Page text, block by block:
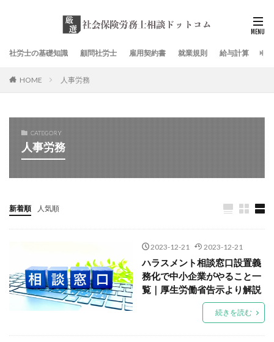
社労士の基礎知識 顧問社労士 雇用契約書 就業規則 給与計算 社
HOME 人事労務
CATEGORY
人事労務
新着順 人気順
2023-12-21 2023-12-21
ハラスメント相談窓口設置義
務化で中小企業がやること一
覧｜厚生労働省告示より解説
続きを読む